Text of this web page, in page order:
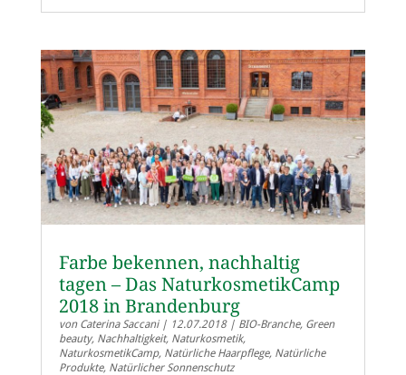
Farbe bekennen, nachhaltig
tagen – Das NaturkosmetikCamp
2018 in Brandenburg
von Caterina Saccani| 12.07.2018| BIO-Branche, Green
beauty, Nachhaltigkeit, Naturkosmetik,
NaturkosmetikCamp, Natürliche Haarpflege, Natürliche
Produkte, Natürlicher Sonnenschutz